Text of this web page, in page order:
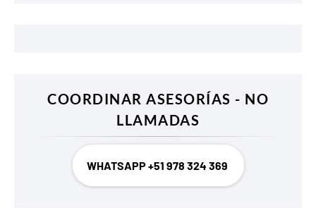
COORDINAR ASESORÍAS - NO
LLAMADAS
WHATSAPP +51 978 324 369